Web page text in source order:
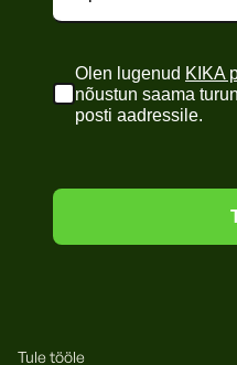
Olen lugenud KIKA
nõustun saama
posti aadressile.
Tule tööle